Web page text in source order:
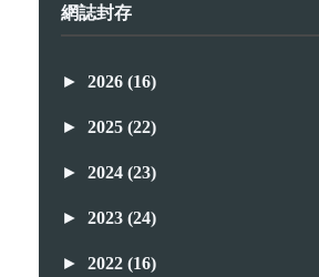
網誌封存
► 2026 (16)
► 2025 (22)
► 2024 (23)
► 2023 (24)
► 2022 (16)